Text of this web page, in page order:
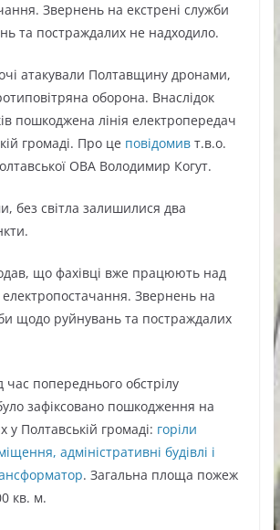
Звернень на екстрені служби
та постраждалих не надходило.
атакували Полтавщину дронами,
оборона. Внаслідок
пошкоджена лінія електропередач
громаді. Про це повідомивт.в.о.
ОВА Володимир Когут.
без світла залишилися два
що фахівці вже працюють над
Звернень на
щодо руйнувань та постраждалих
час попереднього обстрілу
зафіксовано пошкодження на
у Полтавській громаді: горіли
адміністративні будівлі і
. Загальна площа пожеж
кв. м.